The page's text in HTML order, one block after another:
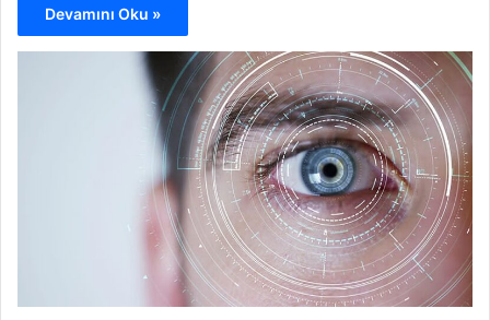
Devamını Oku »